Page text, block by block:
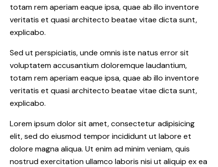
totam rem aperiam eaque ipsa, quae ab illo inventore
veritatis et quasi architecto beatae vitae dicta sunt,
explicabo.
Sed ut perspiciatis, unde omnis iste natus error sit
voluptatem accusantium doloremque laudantium,
totam rem aperiam eaque ipsa, quae ab illo inventore
veritatis et quasi architecto beatae vitae dicta sunt,
explicabo.
Lorem ipsum dolor sit amet, consectetur adipisicing
elit, sed do eiusmod tempor incididunt ut labore et
dolore magna aliqua. Ut enim ad minim veniam, quis
nostrud exercitation ullamco laboris nisi ut aliquip ex ea